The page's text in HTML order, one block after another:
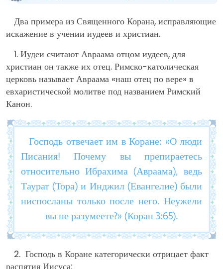
Два примера из Священного Корана, исправляющие
искажение в учении иудеев и христиан.
1. Иудеи считают Авраама отцом иудеев, для
христиан он также их отец. Римско-католическая
церковь называет Авраама «наш отец по вере» в
евхаристической молитве под названием Римский
Канон.
Господь отвечает им в Коране: «О люди
Писания! Почему вы препираетесь
относительно Ибрахима (Авраама), ведь
Таурат (Тора) и Инджил (Евангелие) были
ниспосланы только после него. Неужели
вы не разумеете?» (Коран 3:65).
2. Господь в Коране категорически отрицает факт
распятия Иисуса: